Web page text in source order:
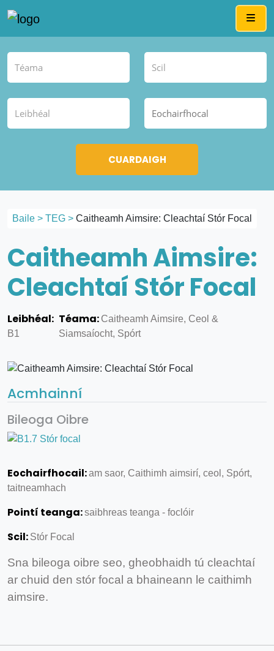
Baile > TEG > Caitheamh Aimsire: Cleachtaí Stór Focal
Caitheamh Aimsire:
Cleachtaí Stór Focal
Leibhéal:
B1
Téama: Caitheamh Aimsire, Ceol &
Siamsaíocht, Spórt
Acmhainní
Bileoga Oibre
Eochairfhocail:am saor, Caithimh aimsirí, ceol, Spórt,
taitneamhach
Pointí teanga:saibhreas teanga - foclóir
Scil: Stór Focal
Sna bileoga oibre seo, gheobhaidh tú cleachtaí
ar chuid den stór focal a bhaineann le caithimh
aimsire.